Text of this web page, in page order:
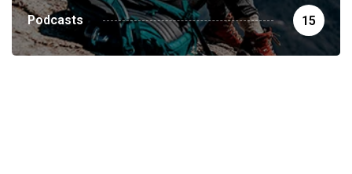
Podcasts 15